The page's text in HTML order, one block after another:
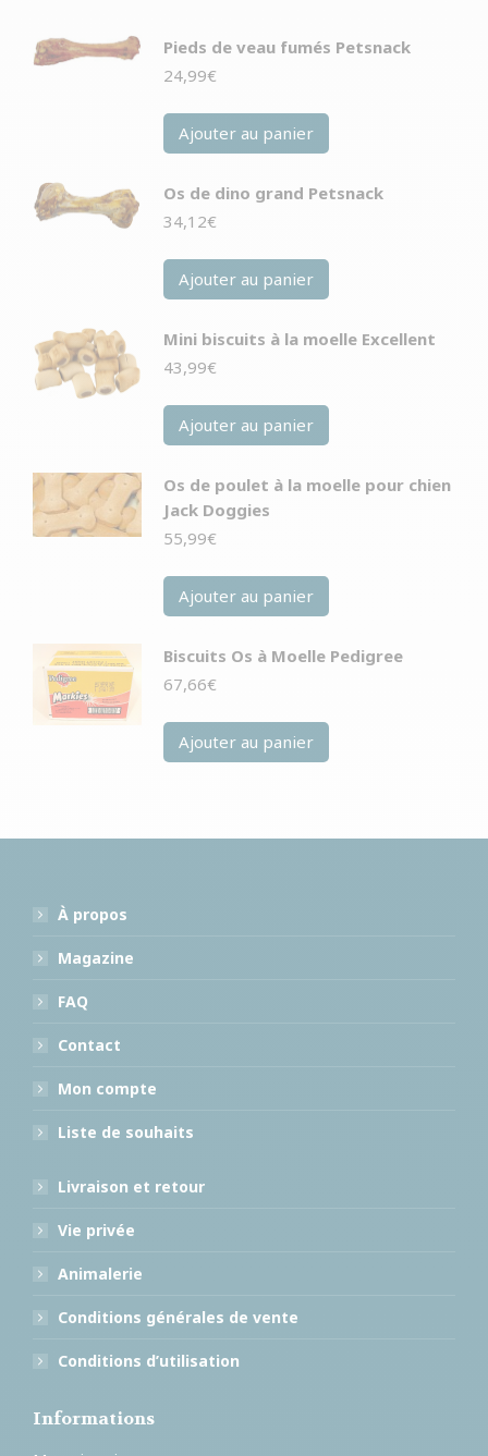
Pieds de veau fumés Petsnack
24,99€
Ajouter au panier
Os de dino grand Petsnack
34,12€
Ajouter au panier
Mini biscuits à la moelle Excellent
43,99€
Ajouter au panier
Os de poulet à la moelle pour chien
Jack Doggies
55,99€
Ajouter au panier
Biscuits Os à Moelle Pedigree
67,66€
Ajouter au panier
À propos
Magazine
FAQ
Contact
Mon compte
Liste de souhaits
Livraison et retour
Vie privée
Animalerie
Conditions générales de vente
Conditions d’utilisation
Informations